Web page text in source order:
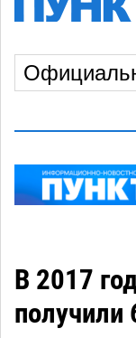
В 2017
получили